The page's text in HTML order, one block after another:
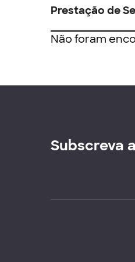
Prestação de
Não foram
Subscreva